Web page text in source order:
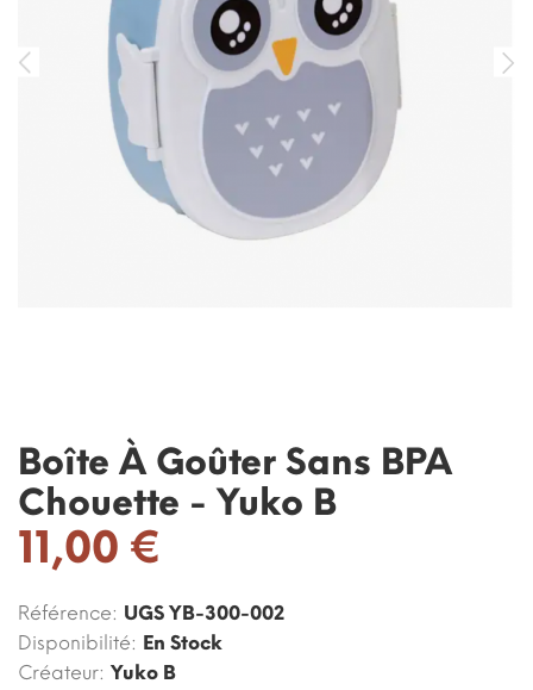
Boîte À Goûter Sans BPA
Chouette - Yuko B
11,00 €
Référence: UGS YB-300-002
Disponibilité: En Stock
Créateur: Yuko B